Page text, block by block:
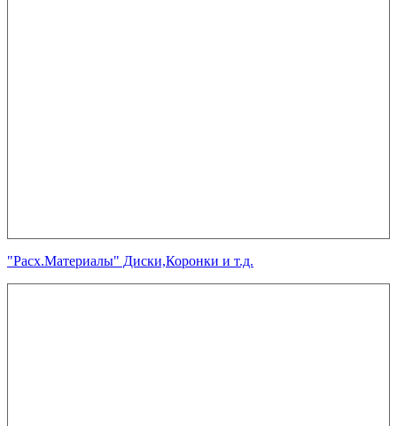
"Расх.Материалы" Диски,Коронки и т.д.